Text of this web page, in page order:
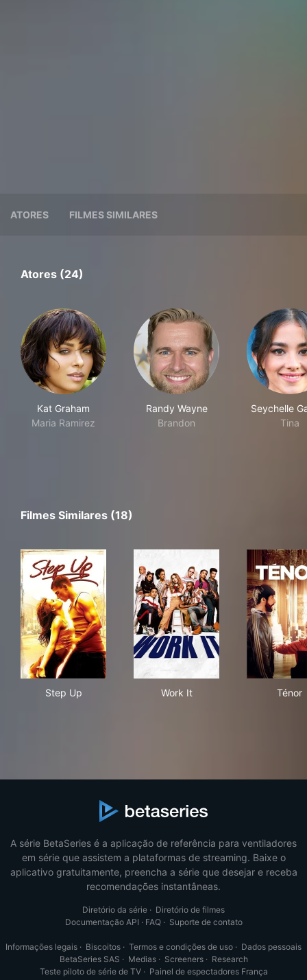
ATORES FILMES SIMILARES
Atores (24)
Kat Graham
Maria Ramirez
Randy Wayne
Brandon
Seychelle
Tina
Filmes Similares (18)
Step Up Work It Ténor
A série BetaSeries é a aplicação de referência para ventiladores
em série que assistem a plataformas de streaming. Baixe o
aplicativo gratuitamente, preencha a série que desejar e receba
recomendações instantâneas.
Diretório da série · Diretório de filmes
Documentação API · FAQ· Suporte de contato
Informações legais · Biscoitos · Termos e condições de uso · Dados pessoais
BetaSeries SAS · Medias· Screeners· Research
Teste piloto de série de TV· Painel de espectadores França